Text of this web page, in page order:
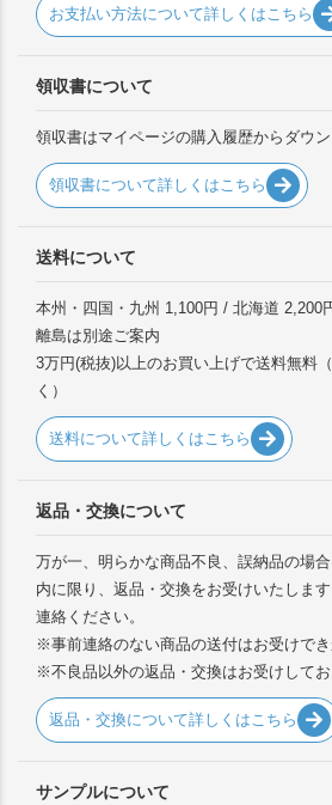
お支払い方法について詳しくはこちら
領収書について
領収書はマイページの購入履歴からダウン
領収書について詳しくはこちら
送料について
本州・四国・九州 1,100円 / 北海道
離島は別途ご案内
3万円(税抜)以上のお買い上げで送料無料
く）
送料について詳しくはこちら
返品・交換について
万が一、明らかな商品不良、誤納品の場
内に限り、返品・交換をお受けいたしま
連絡ください。
※事前連絡のない商品の送付はお受けでき
※不良品以外の返品・交換はお受けしてお
返品・交換について詳しくはこちら
サンプルについて